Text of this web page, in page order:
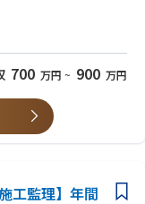
いただきます。【反響
応し、お客様の資産状
合わせた投資用木造ア
込み営業やテレアポに
トの提案・販売】お客様
、最適な投資プランを
整や申請をサポートし
700 万円 ~ 900 万円
工監理】年間